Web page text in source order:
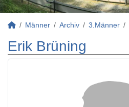
Männer Archiv 3.Männer
Erik Brüning